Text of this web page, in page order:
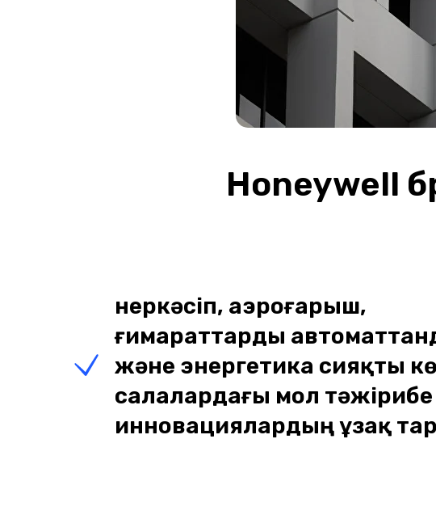
Honeywell
Өнеркәсіп, аэроғарыш,
ғимараттарды
және энергетика сияқты
салалардағы мол
инновациялардың ұзақ